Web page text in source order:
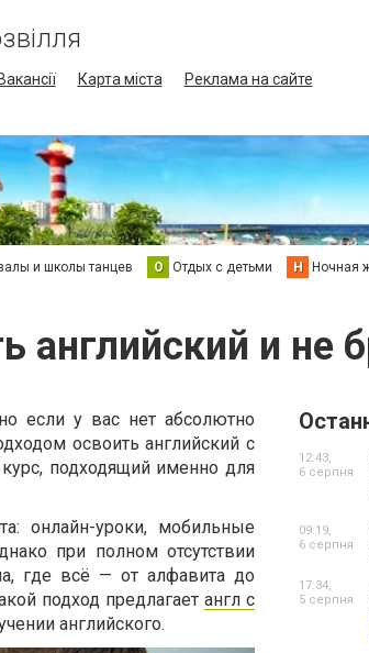
Вакансії Карта міста
Реклама на сайте
и школы танцев О Отдых с детьми Н Ночная
английский и не
если у вас нет абсолютно
освоить английский с
подходящий именно для
онлайн-уроки, мобильные
при полном отсутствии
где всё — от алфавита до
подход предлагает англ с
английского.
12:43,
6 серпня
09:19,
6 серпня
17:34,
5 серпня